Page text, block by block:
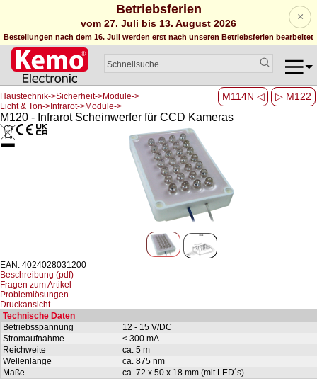
Betriebsferien
vom 27. Juli bis 13. August 2026
Bestellungen nach dem 16. Juli werden erst nach unseren Betriebsferien bearbeitet
×
M114N ◁ ▷ M122
Haustechnik->Sicherheit->Module->
Licht & Ton->Infrarot->Module->
M120 - Infrarot Scheinwerfer für CCD Kameras
EAN: 4024028031200
Beschreibung (pdf)
Fragen zum Artikel
Problemlösungen
Druckansicht
Technische Daten
Betriebsspannung
12 - 15 V/DC
Stromaufnahme
< 300 mA
Reichweite
ca. 5 m
Wellenlänge
ca. 875 nm
Maße
ca. 72 x 50 x 18 mm (mit LED´s)